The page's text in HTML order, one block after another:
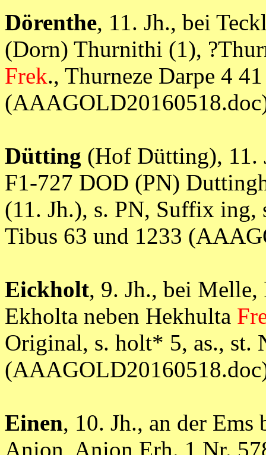
Dörenthe, 11. Jh., bei
(Dorn) Thurnithi (1),
Frek., Thurneze Darpe 4
Dütting (Hof Dütting), 11.
F1-727 DOD (PN)
(11. Jh.), s. PN, Suffix ing,
Tibus 63 und 1233
Eickholt, 9. Jh., bei
Ekholta neben Hekhulta
Original, s. holt* 5, as., st.
Einen, 10. Jh., an der
Anion, Anion Erh. 1 Nr.